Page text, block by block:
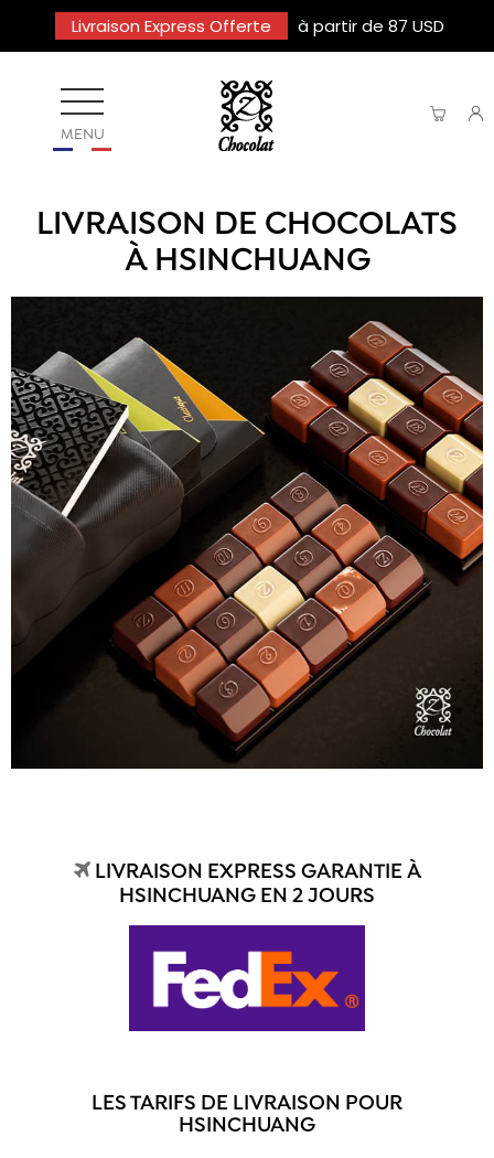
Livraison Express Offerte à partir de 87 USD
MENU
LIVRAISON DE CHOCOLATS
À HSINCHUANG
LIVRAISON EXPRESS GARANTIE À
HSINCHUANG EN 2 JOURS
LES TARIFS DE LIVRAISON POUR
HSINCHUANG